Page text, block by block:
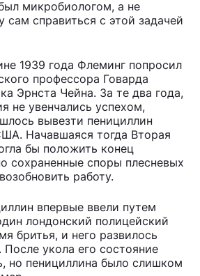
микробиологом, а не
справиться с этой задачей
1939 года Флеминг попросил
профессора Говарда
Эрнста Чейна. За те два года,
не увенчались успехом,
вывезти пенициллин
Начавшаяся тогда Вторая
бы положить конец
сохраненные споры плесневых
работу.
впервые ввели путем
лондонский полицейский
бритья, и него развилось
укола его состояние
но пенициллина было слишком